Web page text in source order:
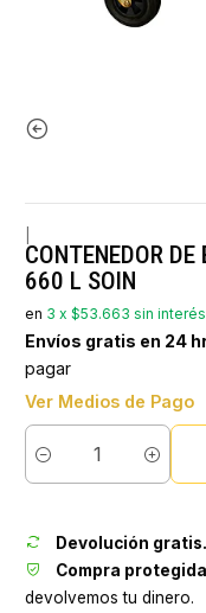
CONTENEDOR
660 L SOIN
en 3 x $53.663 sin interés
Envíos gratis en 24
pagar
Ver Medios de Pago
Cantidad
Devolución gratis.
Compra
devolvemos tu dinero.